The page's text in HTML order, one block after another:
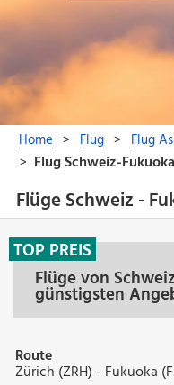
Flüge Schweiz -
Flüge von
günstigsten
TOP PREIS
Route
Zürich (ZRH) - Fukuoka